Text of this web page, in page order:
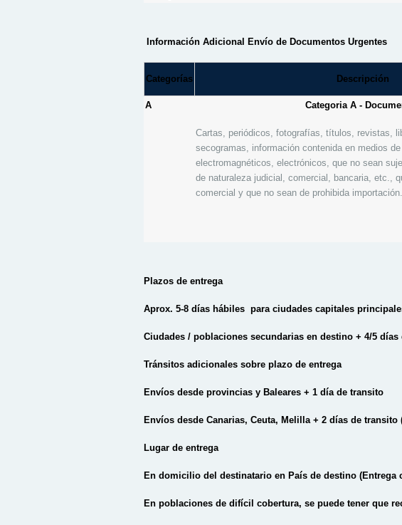
Información Adicional Envío de Documentos Urgentes
Categorías Descripción
A Categoria A -
Cartas, periódicos, fotografías, títulos, revistas,
secogramas, información contenida en medios
electromagnéticos, electrónicos, que no sean
de naturaleza judicial, comercial, bancaria, etc.,
comercial y que no sean de prohibida importación.
Plazos de entrega
Aprox. 5-8 días hábiles para ciudades capitales
Ciudades / poblaciones secundarias en destino + 4/5 días
Tránsitos adicionales sobre plazo de entrega
Envíos desde provincias y Baleares + 1 día de transito
Envíos desde Canarias, Ceuta, Melilla + 2 días de transito
Lugar de entrega
En domicilio del destinatario en País de destino (Entrega
En poblaciones de difícil cobertura, se puede tener que